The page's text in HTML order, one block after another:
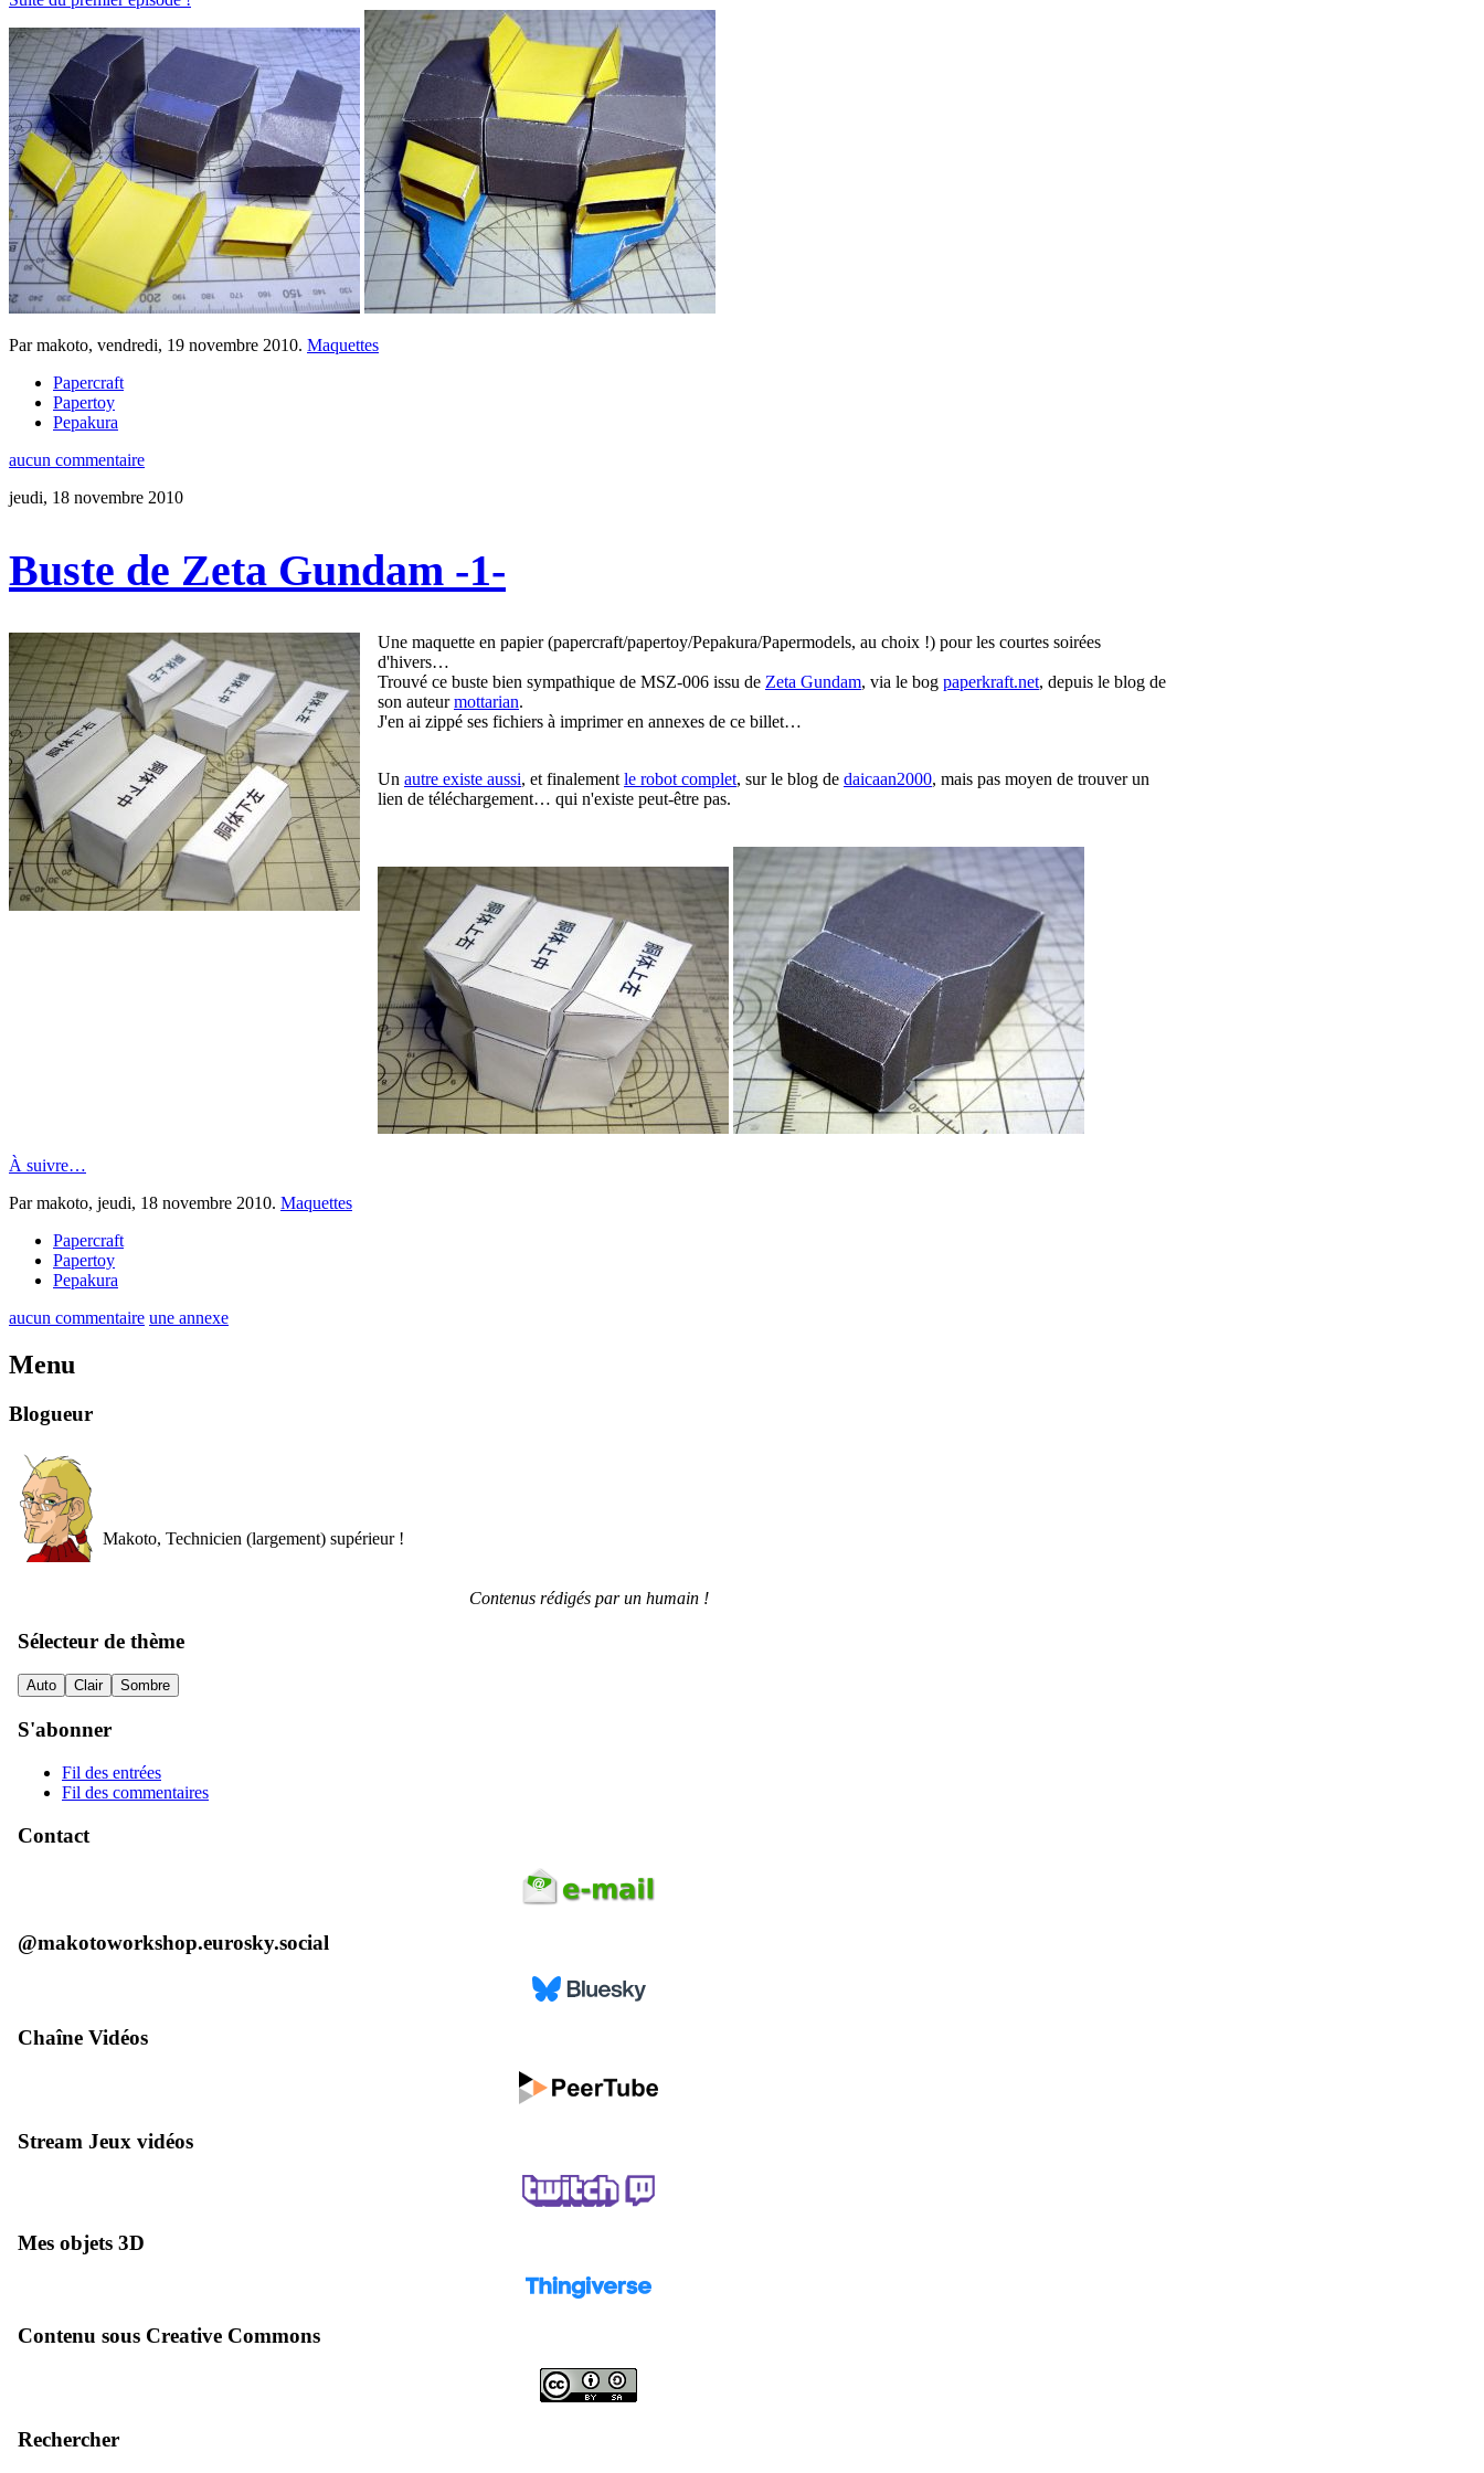
Par makoto, vendredi, 19 novembre 2010. Maquettes
Papercraft
Papertoy
Pepakura
aucun commentaire
jeudi, 18 novembre 2010
Buste de Zeta Gundam -1-
Une maquette en papier (papercraft/papertoy/Pepakura/Papermodels, au choix !) pour les courtes soirées
d'hivers…
Trouvé ce buste bien sympathique de MSZ-006 issu de Zeta Gundam, via le bog paperkraft.net, depuis le blog de
son auteurmottarian.
J'en ai zippé ses fichiers à imprimer en annexes de ce billet…
Un autre existe aussi, et finalement le robot complet, sur le blog de daicaan2000, mais pas moyen de trouver un
lien de téléchargement… qui n'existe peut-être pas.
À suivre…
Par makoto, jeudi, 18 novembre 2010. Maquettes
Papercraft
Papertoy
Pepakura
aucun commentaire une annexe
Menu
Blogueur
Makoto, Technicien (largement) supérieur !
Contenus rédigés par un humain !
Sélecteur de thème
Auto Clair Sombre
S'abonner
Fil des entrées
Fil des commentaires
Contact
@makotoworkshop.eurosky.social
Chaîne Vidéos
Stream Jeux vidéos
Mes objets 3D
Contenu sous Creative Commons
Rechercher